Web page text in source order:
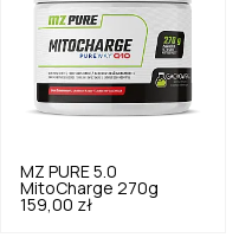
MZ PURE 5.0
MitoCharge 270g
159,00 zł